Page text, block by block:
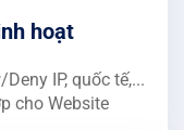
hoạt
IP, quốc tế,...
cho Website